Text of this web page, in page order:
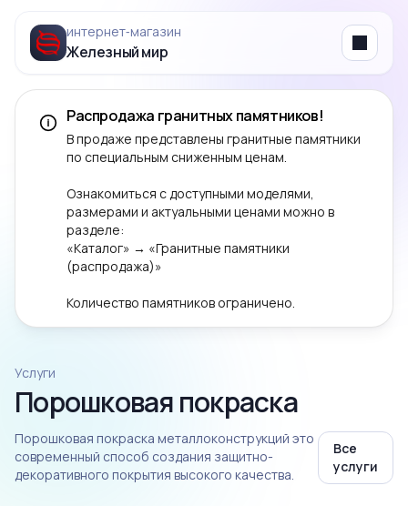
интернет‑магазин
Железный мир Menu
Распродажа гранитных памятников!
В продаже представлены гранитные памятники
по специальным сниженным ценам.
Ознакомиться с доступными моделями,
размерами и актуальными ценами можно в
разделе:
«Каталог» → «Гранитные памятники
(распродажа)»
Количество памятников ограничено.
Услуги
Порошковая покраска
Порошковая покраска металлоконструкций это
современный способ создания защитно-
декоративного покрытия высокого качества.
Все
услуги